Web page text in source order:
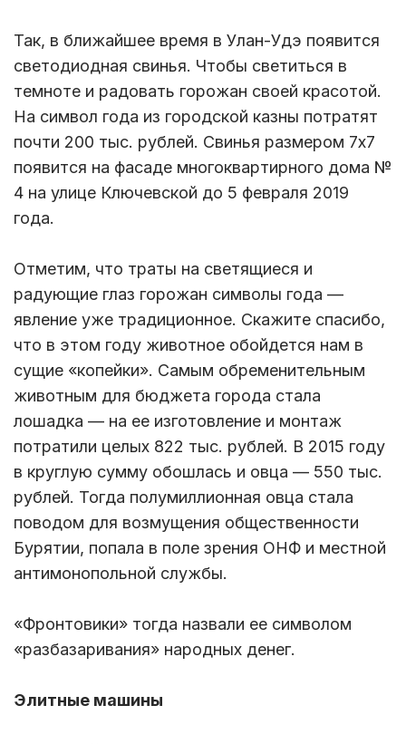
Так, в ближайшее время в Улан-Удэ появится
светодиодная свинья. Чтобы светиться в
темноте и радовать горожан своей красотой.
На символ года из городской казны потратят
почти 200 тыс. рублей. Свинья размером 7х7
появится на фасаде многоквартирного дома №
4 на улице Ключевской до 5 февраля 2019
года.
Отметим, что траты на светящиеся и
радующие глаз горожан символы года —
явление уже традиционное. Скажите спасибо,
что в этом году животное обойдется нам в
сущие «копейки». Самым обременительным
животным для бюджета города стала
лошадка — на ее изготовление и монтаж
потратили целых 822 тыс. рублей. В 2015 году
в круглую сумму обошлась и овца — 550 тыс.
рублей. Тогда полумиллионная овца стала
поводом для возмущения общественности
Бурятии, попала в поле зрения ОНФ и местной
антимонопольной службы.
«Фронтовики» тогда назвали ее символом
«разбазаривания» народных денег.
Элитные машины